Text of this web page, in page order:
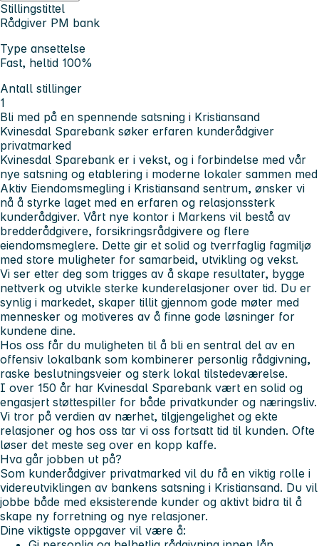
Stillingstittel
Rådgiver PM bank
Type ansettelse
Fast, heltid 100%
Antall stillinger
1
Bli med på en spennende satsning i Kristiansand
Kvinesdal Sparebank søker erfaren kunderådgiver
privatmarked
Kvinesdal Sparebank er i vekst, og i forbindelse med vår
nye satsning og etablering i moderne lokaler sammen med
Aktiv Eiendomsmegling i Kristiansand sentrum, ønsker vi
nå å styrke laget med en erfaren og relasjonssterk
kunderådgiver. Vårt nye kontor i Markens vil bestå av
bredderådgivere, forsikringsrådgivere og flere
eiendomsmeglere. Dette gir et solid og tverrfaglig fagmiljø
med store muligheter for samarbeid, utvikling og vekst.
Vi ser etter deg som trigges av å skape resultater, bygge
nettverk og utvikle sterke kunderelasjoner over tid. Du er
synlig i markedet, skaper tillit gjennom gode møter med
mennesker og motiveres av å finne gode løsninger for
kundene dine.
Hos oss får du muligheten til å bli en sentral del av en
offensiv lokalbank som kombinerer personlig rådgivning,
raske beslutningsveier og sterk lokal tilstedeværelse.
I over 150 år har Kvinesdal Sparebank vært en solid og
engasjert støttespiller for både privatkunder og næringsliv.
Vi tror på verdien av nærhet, tilgjengelighet og ekte
relasjoner og hos oss tar vi oss fortsatt tid til kunden. Ofte
løser det meste seg over en kopp kaffe.
Hva går jobben ut på?
Som kunderådgiver privatmarked vil du få en viktig rolle i
videreutviklingen av bankens satsning i Kristiansand. Du vil
jobbe både med eksisterende kunder og aktivt bidra til å
skape ny forretning og nye relasjoner.
Dine viktigste oppgaver vil være å: